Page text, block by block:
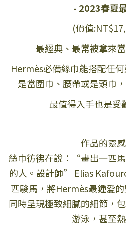
- 2023春夏
(價值
最經典、最常被拿來
Hermès必備絲巾能搭配任
是當圍巾、腰帶或是頭巾
最值得入手也是受
作品的靈
絲巾彷彿在說：“畫出一匹
的人。設計師” Elias
匹駿馬，將Hermès最鍾愛
同時呈現極致細膩的細節，
游泳，甚至